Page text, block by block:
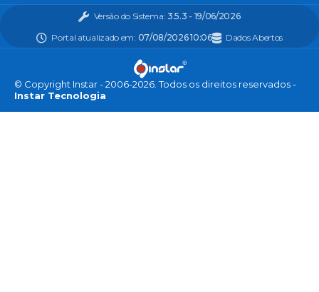
Versão do Sistema: 3.5.3 - 19/06/2026
Portal atualizado em: 07/08/2026 10:06 Dados Abertos
© Copyright Instar - 2006-2026. Todos os direitos reservados -
Instar Tecnologia